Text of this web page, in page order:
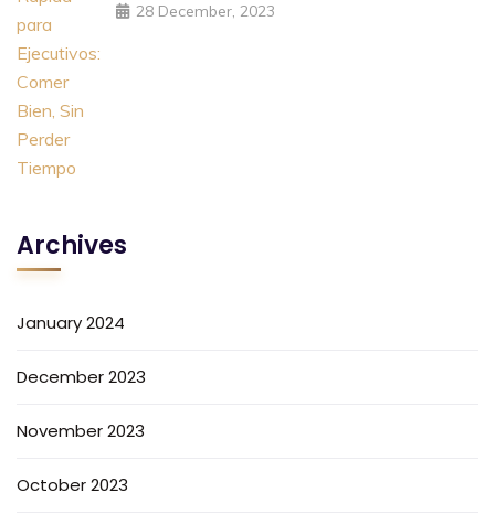
28 December, 2023
Archives
January 2024
December 2023
November 2023
October 2023